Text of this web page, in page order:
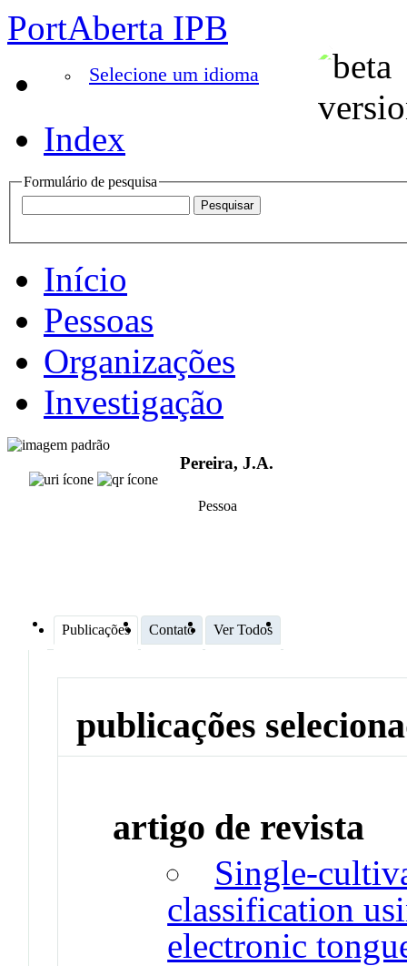
PortAberta IPB
Selecione um idioma
Index
Formulário de pesquisa
Início
Pessoas
Organizações
Investigação
Pereira, J.A.
Pessoa
Publicações Contato Ver Todos
publicações
artigo de revista
Single-
classification
electronic